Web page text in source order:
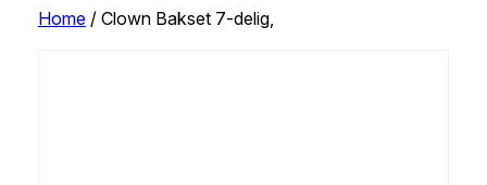
Home/ Clown Bakset 7-delig,